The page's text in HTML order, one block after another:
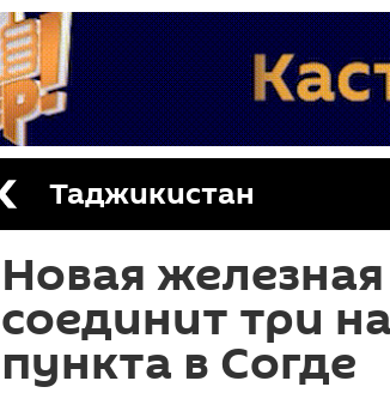
Таджикистан
Новая
соединит три
пункта в Согде